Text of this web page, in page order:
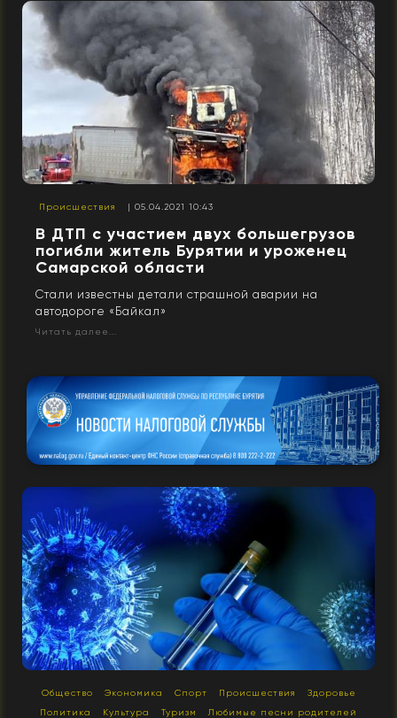
Происшествия | 05.04.2021 10:43
В ДТП с участием двух большегрузов
погибли житель Бурятии и уроженец
Самарской области
Стали известны детали страшной аварии на
автодороге «Байкал»
Читать далее...
Общество Экономика Спорт Происшествия
Здоровье
Политика
Культура Туризм Любимые песни родителей